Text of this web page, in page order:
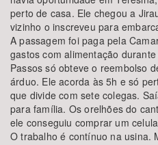
perto de casa. Ele chegou a
vizinho o inscreveu para
A passagem foi paga pela
gastos com alimentação
Passos só obteve o reembolso
árduo. Ele acorda às 5h e só
que divide com sete colegas.
para família. Os orelhões do
ele conseguiu comprar um
O trabalho é contínuo na usina.